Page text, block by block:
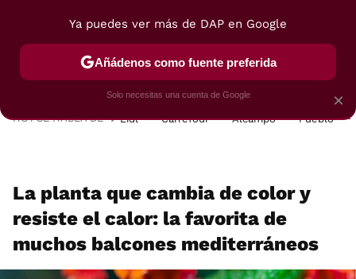
POSTRES VIAJES SELECCIÓN VEGUI
HOY SE HABLA DE Lidl Carrefour Alcampo Pueblo
La planta que cambia de color y
resiste el calor: la favorita de
muchos balcones mediterráneos
×
Ya puedes ver más de DAP en Google
Añádenos como fuente preferida
Solo necesitas una cuenta de Google